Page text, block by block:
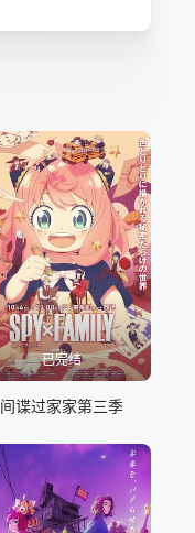
已完结
间谍过家家第三季